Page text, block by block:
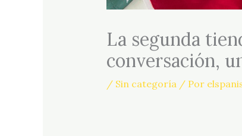
La segunda
conversación,
/ Sin categoría/ Por